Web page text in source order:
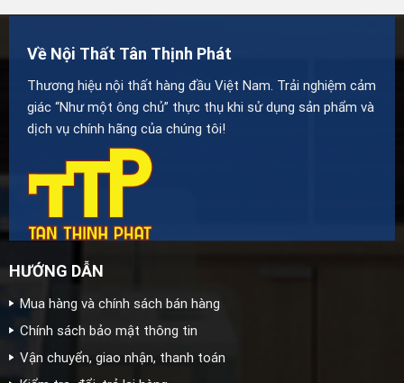
Về Nội Thất Tân Thịnh Phát
Thương hiệu nội thất hàng đầu Việt Nam. Trải nghiệm cảm
giác “Như một ông chủ” thực thụ khi sử dụng sản phẩm và
dịch vụ chính hãng của chúng tôi!
HƯỚNG DẪN
Mua hàng và chính sách bán hàng
Chính sách bảo mật thông tin
Vận chuyển, giao nhận, thanh toán